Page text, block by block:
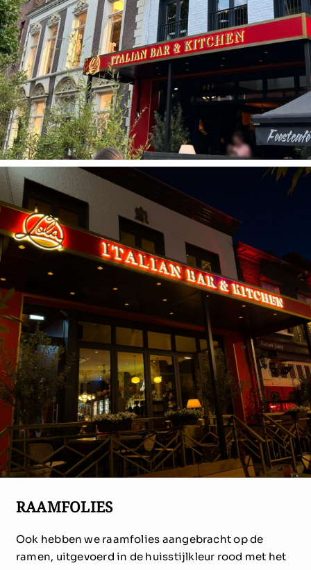
RAAMFOLIES
Ook hebben we raamfolies aangebracht op de
ramen, uitgevoerd in de huisstijlkleur rood met het